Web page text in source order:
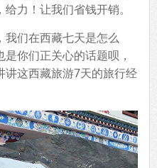
力！让我们省钱开销。
我们在西藏七天是怎么
你们正关心的话题呗，
讲这西藏旅游7天的旅行经